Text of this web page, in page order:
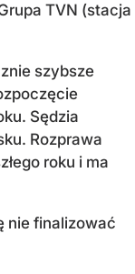
TVN (stacja
szybsze
Sędzia
Rozprawa
roku i ma
nie finalizować